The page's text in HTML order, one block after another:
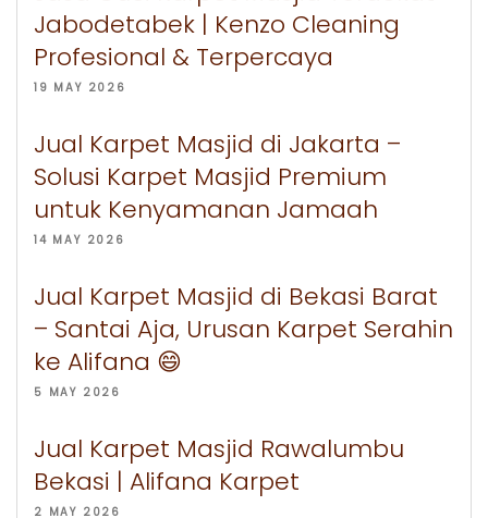
Jabodetabek | Kenzo Cleaning
Profesional & Terpercaya
19 MAY 2026
Jual Karpet Masjid di Jakarta –
Solusi Karpet Masjid Premium
untuk Kenyamanan Jamaah
14 MAY 2026
Jual Karpet Masjid di Bekasi Barat
– Santai Aja, Urusan Karpet Serahin
ke Alifana 😄
5 MAY 2026
Jual Karpet Masjid Rawalumbu
Bekasi | Alifana Karpet
2 MAY 2026